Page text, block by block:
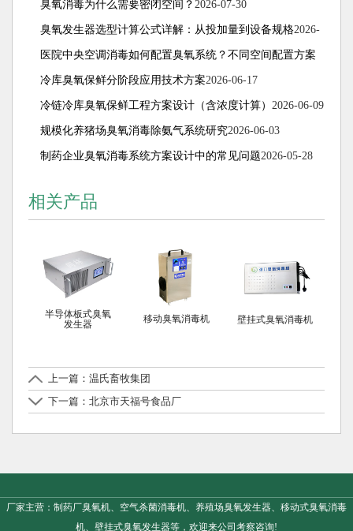
臭氧消毒为什么需要密闭空间？ 2026-07-30
臭氧发生器选型计算公式详解：从投加量到设备规格2026-
07-15
医院中央空调消毒如何配置臭氧系统？不同空间配置方案
解析2026-07-08
冷库臭氧保鲜分阶段应用技术方案2026-06-17
冷链冷库臭氧保鲜工程方案设计（含浓度计算） 2026-06-09
规模化养猪场臭氧消毒除氨气系统研究2026-06-03
制药企业臭氧消毒系统方案设计中的常见问题2026-05-28
相关产品
半导体板式臭氧
发生器
移动臭氧消毒机 壁挂式臭氧消毒机
上一篇：温氏畜牧集团
下一篇：北京市天福号食品厂
厂家主营：制药厂臭氧机、空气杀菌消毒机、养殖场臭氧发生器、移动式臭氧消毒
机、壁挂式臭氧发生器等，欢迎来公司考察咨询!